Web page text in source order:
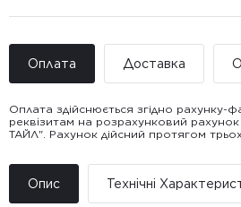
Оплата Доставка
Оплата здійснюється згідно рахунку-
реквізитам на розрахунковий
ТАЙЛ". Рахунок дійсний протягом трьох
силами Продавця чи залученого ним
Опис Технічні